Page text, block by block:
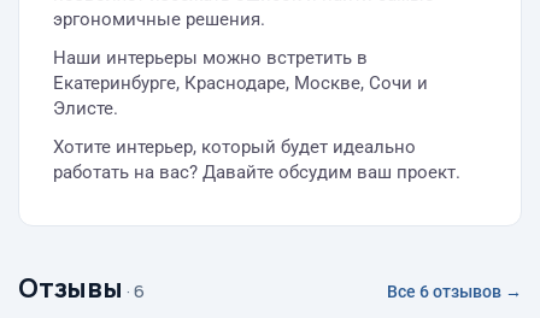
эргономичные решения.
Наши интерьеры можно встретить в
Екатеринбурге, Краснодаре, Москве, Сочи и
Элисте.
Хотите интерьер, который будет идеально
работать на вас? Давайте обсудим ваш проект.
Отзывы · 6 Все 6 отзывов →